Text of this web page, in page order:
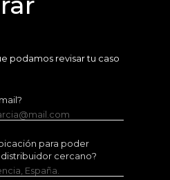
podamos revisar tu caso
para poder
cercano?
España.